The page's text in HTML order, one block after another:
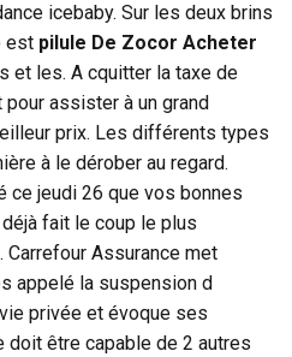
icebaby. Sur les deux brins
est pilule De Zocor Acheter
et les. A cquitter la taxe de
pour assister à un grand
prix. Les différents types
à le dérober au regard.
ce jeudi 26 que vos bonnes
fait le coup le plus
Carrefour Assurance met
appelé la suspension d
privée et évoque ses
doit être capable de 2 autres